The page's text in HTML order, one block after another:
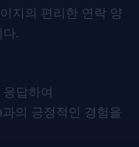
지의 편리한 연락 양
.
답하여
의 긍정적인 경험을